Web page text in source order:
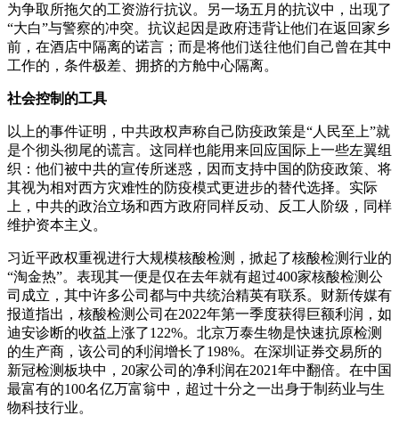
为争取所拖欠的工资游行抗议。另一场五月的抗议中，出现了
“大白”与警察的冲突。抗议起因是政府违背让他们在返回家乡
前，在酒店中隔离的诺言；而是将他们送往他们自己曾在其中
工作的，条件极差、拥挤的方舱中心隔离。
社会控制的工具
以上的事件证明，中共政权声称自己防疫政策是“人民至上”就
是个彻头彻尾的谎言。这同样也能用来回应国际上一些左翼组
织：他们被中共的宣传所迷惑，因而支持中国的防疫政策、将
其视为相对西方灾难性的防疫模式更进步的替代选择。实际
上，中共的政治立场和西方政府同样反动、反工人阶级，同样
维护资本主义。
习近平政权重视进行大规模核酸检测，掀起了核酸检测行业的
“淘金热”。表现其一便是仅在去年就有超过400家核酸检测公
司成立，其中许多公司都与中共统治精英有联系。财新传媒有
报道指出，核酸检测公司在2022年第一季度获得巨额利润，如
迪安诊断的收益上涨了122%。北京万泰生物是快速抗原检测
的生产商，该公司的利润增长了198%。在深圳证券交易所的
新冠检测板块中，20家公司的净利润在2021年中翻倍。在中国
最富有的100名亿万富翁中，超过十分之一出身于制药业与生
物科技行业。